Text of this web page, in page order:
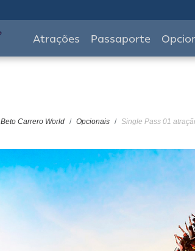
Atrações Passaporte
Beto Carrero World Opcionais Single Pass 01